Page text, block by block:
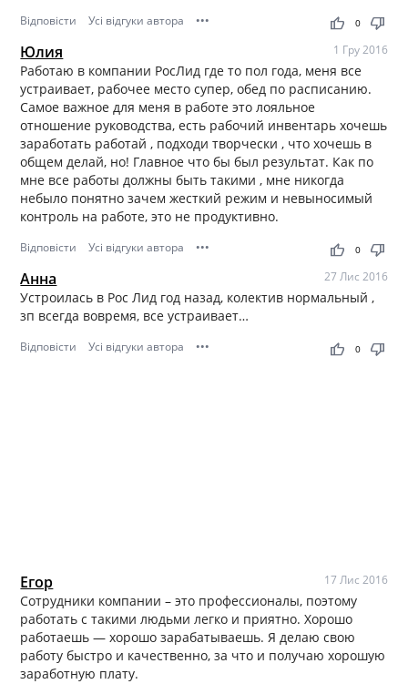
Відповісти Усі відгуки автора ••• thumb_up thumb_down
0
Юлия 1 Гру 2016
Работаю в компании РосЛид где то пол года, меня все
устраивает, рабочее место супер, обед по расписанию.
Самое важное для меня в работе это лояльное
отношение руководства, есть рабочий инвентарь хочешь
заработать работай , подходи творчески , что хочешь в
общем делай, но! Главное что бы был результат. Как по
мне все работы должны быть такими , мне никогда
небыло понятно зачем жесткий режим и невыносимый
контроль на работе, это не продуктивно.
Відповісти Усі відгуки автора ••• thumb_up thumb_down
0
Анна 27 Лис 2016
Устроилась в Рос Лид год назад, колектив нормальный ,
зп всегда вовремя, все устраивает…
Відповісти Усі відгуки автора ••• thumb_up thumb_down
0
Егор 17 Лис 2016
Сотрудники компании – это профессионалы, поэтому
работать с такими людьми легко и приятно. Хорошо
работаешь — хорошо зарабатываешь. Я делаю свою
работу быстро и качественно, за что и получаю хорошую
заработную плату.